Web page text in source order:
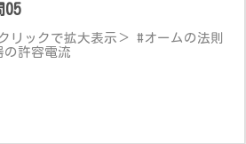
05
リックで拡大表示＞ #オームの法則
の許容電流